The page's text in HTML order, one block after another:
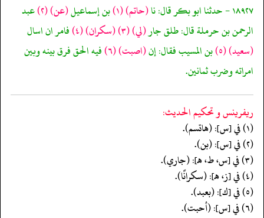
١٨٩٢٧ - حدثنا ابو بكر قال: نا (حاتم)(١) بن إسماعيل(عن)(٢) عبد
الرحمن بن حرملة قال: طلق جار(لي)(٣) (سكران)(٤) فامر ان اسال
(سعيد)(٥) بن المسيب فقال: إن(اصبت)(٦)
فيه الحق فرق بينه وبين
امراته وضرب ثمانين.
ريفرينس و تحكيم الحدیث:
(١) في [س]: (هاتسم).
(٢) في [س]: (بن).
(٣) في [س، ط، هـ]: (جاري).
(٤) في [ز، هـ]: (سكرانًا).
(٥) في [ك]: (بعبد).
(٦) في [س]: (أحبت).